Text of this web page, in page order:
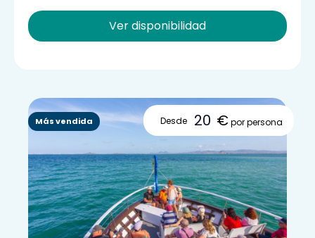
Ver disponibilidad
Desde 20 €por persona
Más vendida